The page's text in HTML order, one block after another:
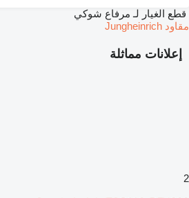
إعلانات مماثلة
2
قطع الغيار لـ مرفاع شوكي
مقاود Jungheinrich